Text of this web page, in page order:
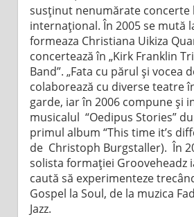
susţinut nenumărate concerte
internaţional. În 2005 se mută
formeaza Christiana Uikiza
concertează în „Kirk Franklin
Band”. „Fata cu părul şi vocea
colaborează cu diverse teatre
garde, iar în 2006 compune şi
musicalul “Oedipus Stories”
primul album “This time it’s
de Christoph Burgstaller). În
solista formaţiei Grooveheadz
caută să experimenteze
Gospel la Soul, de la muzica
Jazz.